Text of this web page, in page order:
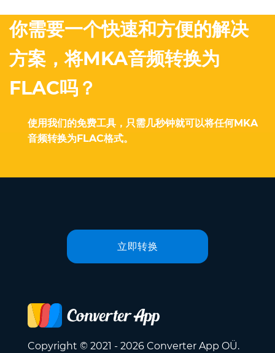
你需要一个快速和方便的解决
方案，将MKA音频转换为
FLAC吗？
使用我们的免费工具，只需几秒钟就可以将任何MKA
音频转换为FLAC格式。
立即转换
Copyright © 2021 - 2026 Converter App OÜ.